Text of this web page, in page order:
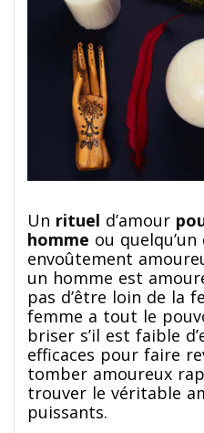
Un rituel d’amour
homme ou
envoûtement
un homme est
pas d’être loin de la
femme a tout le
briser s’il est faible
efficaces pour faire
tomber amoureux
trouver le véritable
puissants.